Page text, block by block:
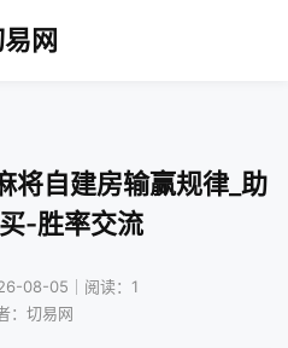
网
将自建房输赢规律_助
-胜率交流
08-05｜阅读：1
：切易网